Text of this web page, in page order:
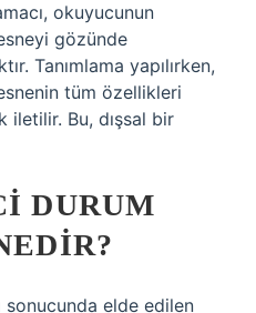
okuyucunun
gözünde
Tanımlama yapılırken,
tüm özellikleri
iletilir. Bu, dışsal bir
DURUM
sonucunda elde edilen